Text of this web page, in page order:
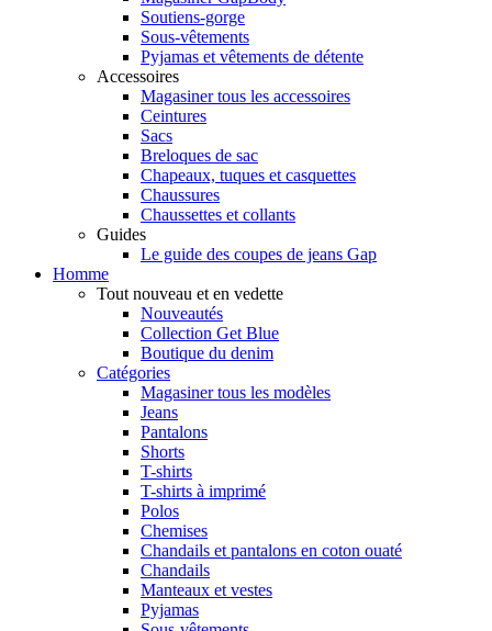
Soutiens-gorge
Sous-vêtements
Pyjamas et vêtements de détente
Accessoires
Magasiner tous les accessoires
Ceintures
Sacs
Breloques de sac
Chapeaux, tuques et casquettes
Chaussures
Chaussettes et collants
Guides
Le guide des coupes de jeans Gap
Homme
Tout nouveau et en vedette
Nouveautés
Collection Get Blue
Boutique du denim
Catégories
Magasiner tous les modèles
Jeans
Pantalons
Shorts
T-shirts
T-shirts à imprimé
Polos
Chemises
Chandails et pantalons en coton ouaté
Chandails
Manteaux et vestes
Pyjamas